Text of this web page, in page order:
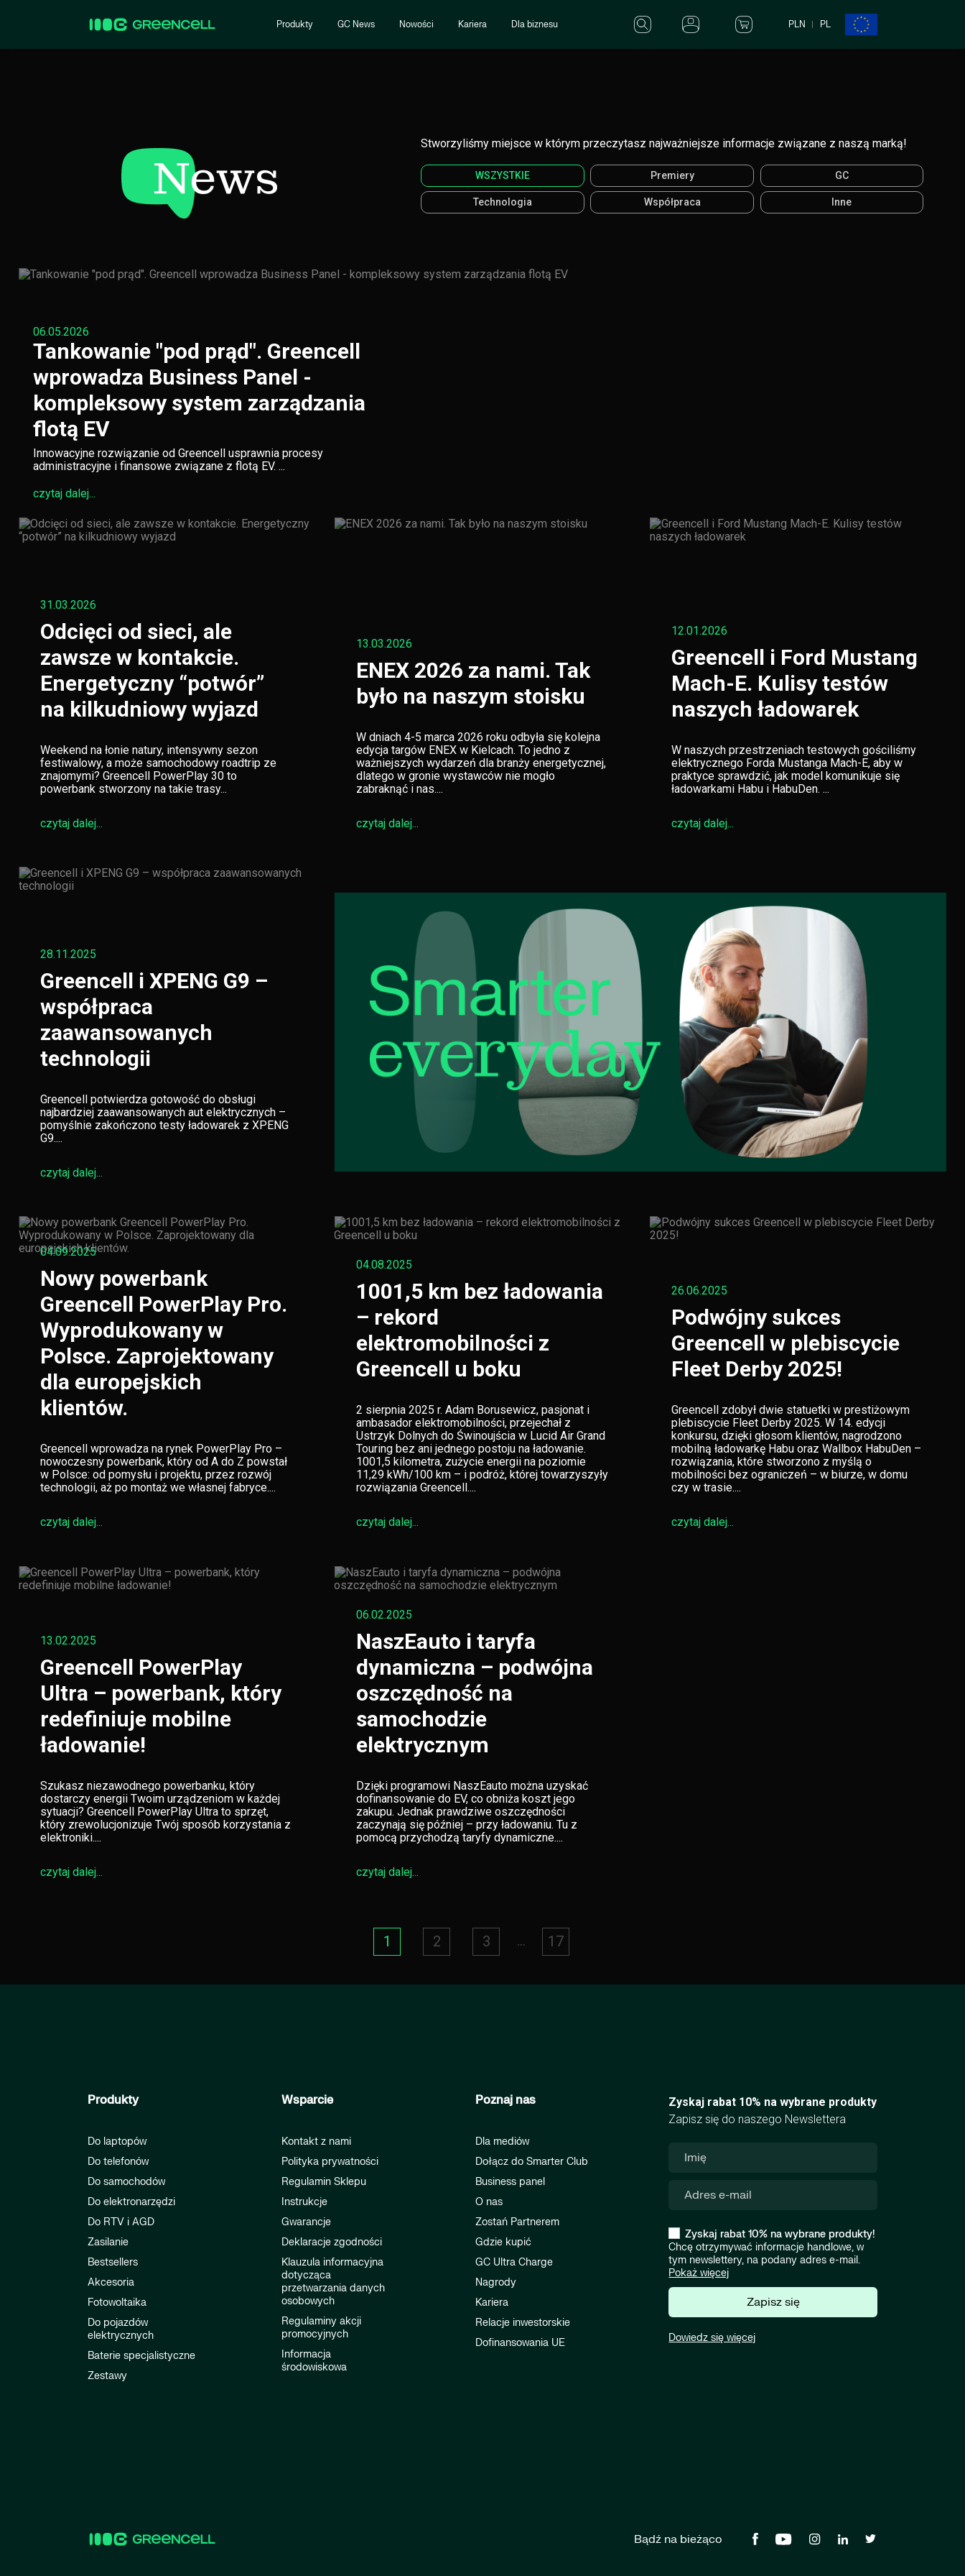
Produkty GC News Nowości Kariera Dla biznesu PLN PL
Stworzyliśmy miejsce w którym przeczytasz najważniejsze informacje związane z naszą marką!
WSZYSTKIE Premiery GC
Technologia Współpraca Inne
06.05.2026
Tankowanie "pod prąd". Greencell
wprowadza Business Panel -
kompleksowy system zarządzania
flotą EV
Innowacyjne rozwiązanie od Greencell usprawnia procesy
administracyjne i finansowe związane z flotą EV. ...
czytaj dalej...
31.03.2026
Odcięci od sieci, ale
zawsze w kontakcie.
Energetyczny “potwór”
na kilkudniowy wyjazd
Weekend na łonie natury, intensywny sezon
festiwalowy, a może samochodowy roadtrip ze
znajomymi? Greencell PowerPlay 30 to
powerbank stworzony na takie trasy...
czytaj dalej...
13.03.2026
ENEX 2026 za nami. Tak
było na naszym stoisku
W dniach 4-5 marca 2026 roku odbyła się kolejna
edycja targów ENEX w Kielcach. To jedno z
ważniejszych wydarzeń dla branży energetycznej,
dlatego w gronie wystawców nie mogło
zabraknąć i nas....
czytaj dalej...
12.01.2026
Greencell i Ford Mustang
Mach-E. Kulisy testów
naszych ładowarek
W naszych przestrzeniach testowych gościliśmy
elektrycznego Forda Mustanga Mach-E, aby w
praktyce sprawdzić, jak model komunikuje się
ładowarkami Habu i HabuDen. ...
czytaj dalej...
28.11.2025
Greencell i XPENG G9 –
współpraca
zaawansowanych
technologii
Greencell potwierdza gotowość do obsługi
najbardziej zaawansowanych aut elektrycznych –
pomyślnie zakończono testy ładowarek z XPENG
G9....
czytaj dalej...
04.09.2025
Nowy powerbank
Greencell PowerPlay Pro.
Wyprodukowany w
Polsce. Zaprojektowany
dla europejskich
klientów.
Greencell wprowadza na rynek PowerPlay Pro –
nowoczesny powerbank, który od A do Z powstał
w Polsce: od pomysłu i projektu, przez rozwój
technologii, aż po montaż we własnej fabryce....
czytaj dalej...
04.08.2025
1001,5 km bez ładowania
– rekord
elektromobilności z
Greencell u boku
2 sierpnia 2025 r. Adam Borusewicz, pasjonat i
ambasador elektromobilności, przejechał z
Ustrzyk Dolnych do Świnoujścia w Lucid Air Grand
Touring bez ani jednego postoju na ładowanie.
1001,5 kilometra, zużycie energii na poziomie
11,29 kWh/100 km – i podróż, której towarzyszyły
rozwiązania Greencell....
czytaj dalej...
26.06.2025
Podwójny sukces
Greencell w plebiscycie
Fleet Derby 2025!
Greencell zdobył dwie statuetki w prestiżowym
plebiscycie Fleet Derby 2025. W 14. edycji
konkursu, dzięki głosom klientów, nagrodzono
mobilną ładowarkę Habu oraz Wallbox HabuDen –
rozwiązania, które stworzono z myślą o
mobilności bez ograniczeń – w biurze, w domu
czy w trasie....
czytaj dalej...
13.02.2025
Greencell PowerPlay
Ultra – powerbank, który
redefiniuje mobilne
ładowanie!
Szukasz niezawodnego powerbanku, który
dostarczy energii Twoim urządzeniom w każdej
sytuacji? Greencell PowerPlay Ultra to sprzęt,
który zrewolucjonizuje Twój sposób korzystania z
elektroniki....
czytaj dalej...
06.02.2025
NaszEauto i taryfa
dynamiczna – podwójna
oszczędność na
samochodzie
elektrycznym
Dzięki programowi NaszEauto można uzyskać
dofinansowanie do EV, co obniża koszt jego
zakupu. Jednak prawdziwe oszczędności
zaczynają się później – przy ładowaniu. Tu z
pomocą przychodzą taryfy dynamiczne....
czytaj dalej...
1 2 3 ... 17
Produkty
Do laptopów
Do telefonów
Do samochodów
Do elektronarzędzi
Do RTV i AGD
Zasilanie
Bestsellers
Akcesoria
Fotowoltaika
Do pojazdów
elektrycznych
Baterie specjalistyczne
Zestawy
Wsparcie
Kontakt z nami
Polityka prywatności
Regulamin Sklepu
Instrukcje
Gwarancje
Deklaracje zgodności
Klauzula informacyjna
dotycząca
przetwarzania danych
osobowych
Regulaminy akcji
promocyjnych
Informacja
środowiskowa
Poznaj nas
Dla mediów
Dołącz do Smarter Club
Business panel
O nas
Zostań Partnerem
Gdzie kupić
GC Ultra Charge
Nagrody
Kariera
Relacje inwestorskie
Dofinansowania UE
Zyskaj rabat 10% na wybrane produkty
Zapisz się do naszego Newslettera
Zyskaj rabat 10% na wybrane produkty!
Chcę otrzymywać informacje handlowe, w
tym newslettery, na podany adres e-mail.
Pokaż więcej
Zapisz się
Dowiedz się więcej
Bądź na bieżąco